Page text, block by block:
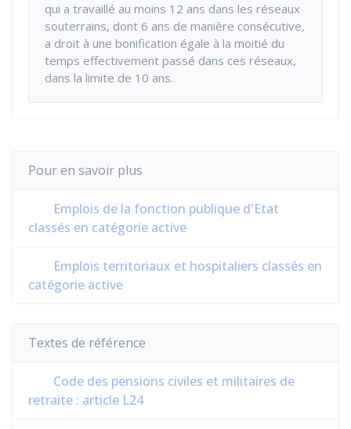
qui a travaillé au moins 12 ans dans les réseaux
souterrains, dont 6 ans de manière consécutive,
a droit à une bonification égale à la moitié du
temps effectivement passé dans ces réseaux,
dans la limite de 10 ans.
Pour en savoir plus
Emplois de la fonction publique d'Etat
classés en catégorie active
Emplois territoriaux et hospitaliers classés en
catégorie active
Textes de référence
Code des pensions civiles et militaires de
retraite : article L24